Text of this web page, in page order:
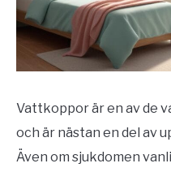
Vattkoppor är en av de
och är nästan en del av
Även om sjukdomen